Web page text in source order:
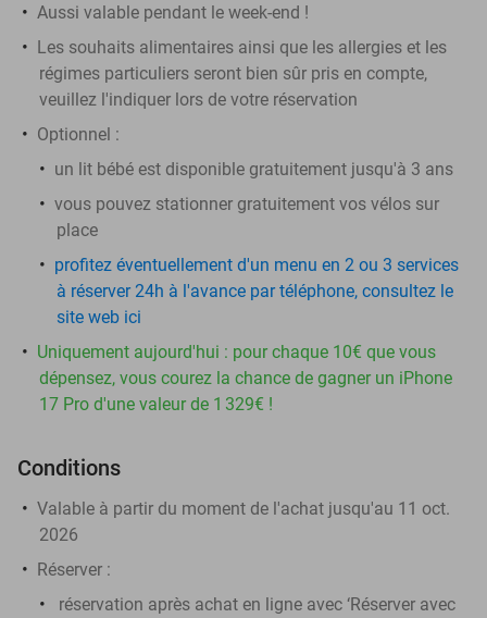
Aussi valable pendant le week-end !
Les souhaits alimentaires ainsi que les allergies et les
régimes particuliers seront bien sûr pris en compte,
veuillez l'indiquer lors de votre réservation
Optionnel :
un lit bébé est disponible gratuitement jusqu'à 3 ans
vous pouvez stationner gratuitement vos vélos sur
place
profitez éventuellement d'un menu en 2 ou 3 services
à réserver 24h à l'avance par téléphone, consultez le
site web ici
Uniquement aujourd'hui : pour chaque 10€ que vous
dépensez, vous courez la chance de gagner un iPhone
17 Pro d'une valeur de 1 329€ !
Conditions
Valable à partir du moment de l'achat jusqu'au 11 oct.
2026
Réserver :
réservation après achat en ligne avec ‘Réserver avec